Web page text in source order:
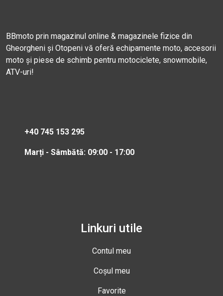
BBmoto prin magazinul online & magazinele fizice din
Gheorgheni și Otopeni vă oferă echipamente moto, accesorii
moto și piese de schimb pentru motociclete, snowmobile,
ATV-uri!
+40 745 153 295
Marți - Sâmbătă: 09:00 - 17:00
Linkuri utile
Contul meu
Coșul meu
Favorite